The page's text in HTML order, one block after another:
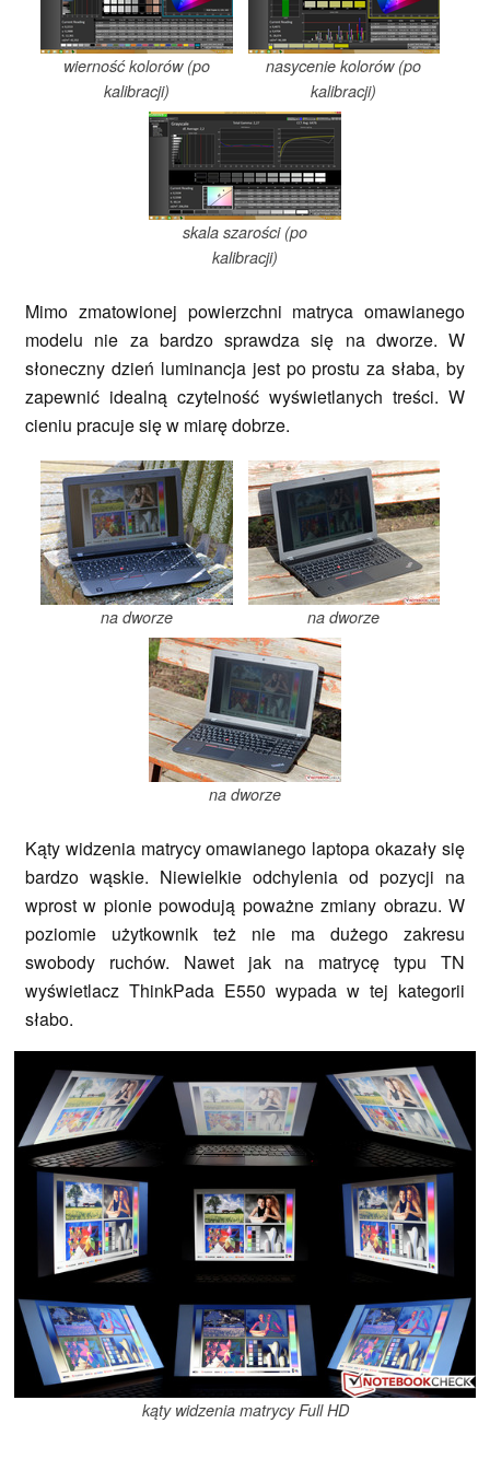
wierność kolorów (po
kalibracji)
nasycenie kolorów (po
kalibracji)
skala szarości (po
kalibracji)
Mimo zmatowionej powierzchni matryca omawianego
modelu nie za bardzo sprawdza się na dworze. W
słoneczny dzień luminancja jest po prostu za słaba, by
zapewnić idealną czytelność wyświetlanych treści. W
cieniu pracuje się w miarę dobrze.
na dworze na dworze
na dworze
Kąty widzenia matrycy omawianego laptopa okazały się
bardzo wąskie. Niewielkie odchylenia od pozycji na
wprost w pionie powodują poważne zmiany obrazu. W
poziomie użytkownik też nie ma dużego zakresu
swobody ruchów. Nawet jak na matrycę typu TN
wyświetlacz ThinkPada E550 wypada w tej kategorii
słabo.
kąty widzenia matrycy Full HD